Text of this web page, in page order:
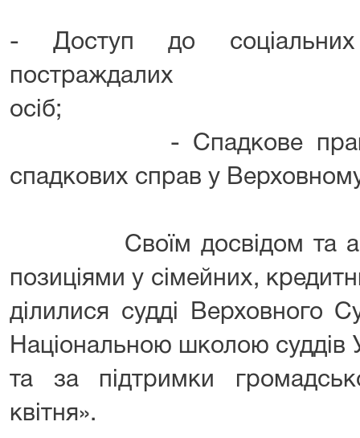
- Доступ до соціальних
- Спадкове право.
спадкових справ у
Своїм досвідом та
позиціями у сімейних,
ділилися судді Верховного
Національною школою суддів
та за підтримки
квітня».